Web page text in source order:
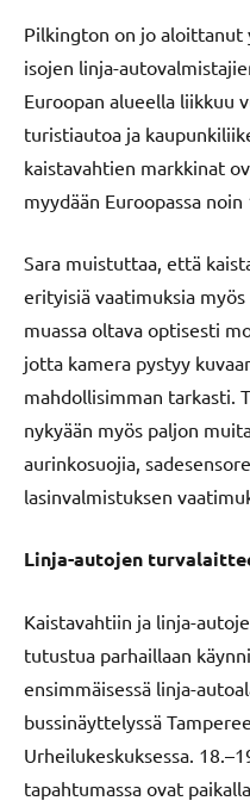
Pilkington on jo
isojen linja-
Euroopan alueella liikkuu
turistiautoa ja
kaistavahtien markkinat
myydään Euroopassa noin
Sara muistuttaa, että
erityisiä vaatimuksia
muassa oltava optisesti
jotta kamera pystyy
mahdollisimman tarkasti.
nykyään myös paljon
aurinkosuojia,
lasinvalmistuksen
Linja-autojen
Kaistavahtiin ja linja-
tutustua parhaillaan
ensimmäisessä linja-
bussinäyttelyssä
Urheilukeskuksessa.
tapahtumassa ovat